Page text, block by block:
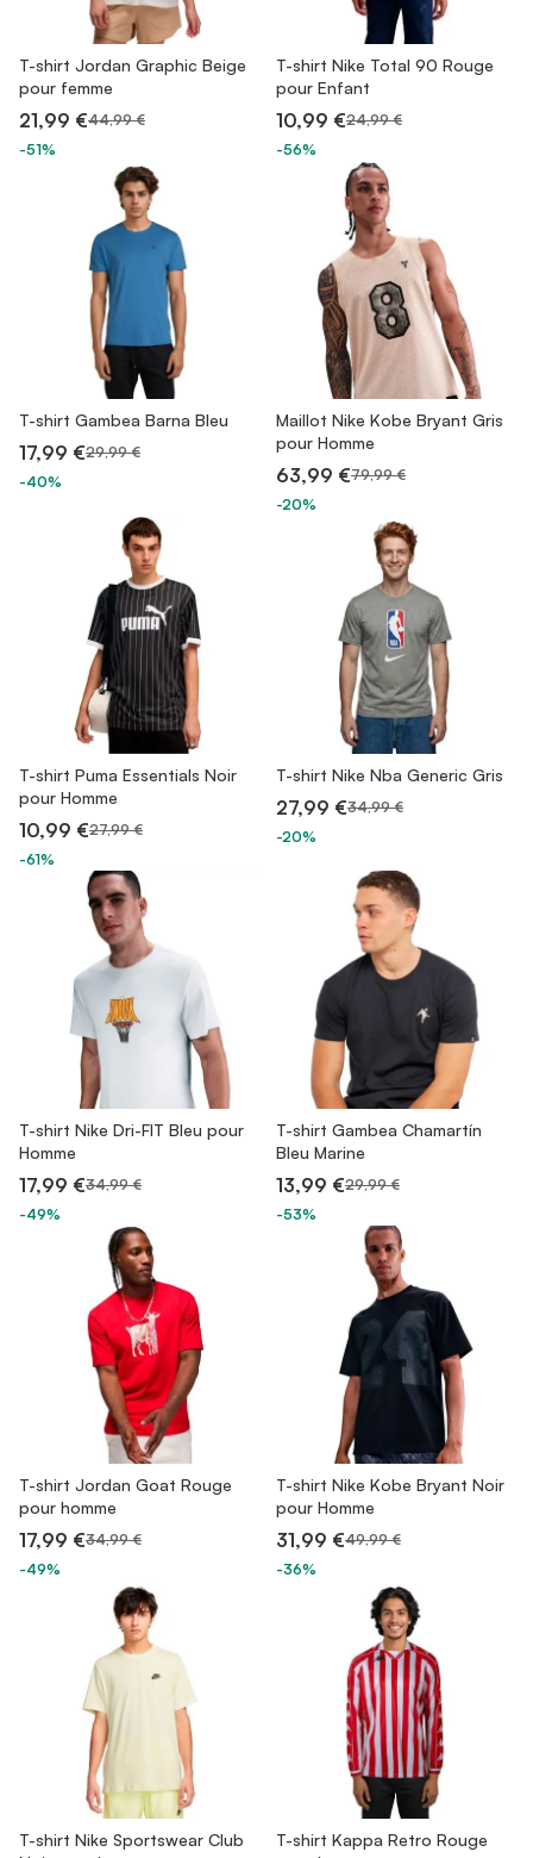
T-shirt Jordan Graphic Beige
pour femme
21,99 €44,99 €
-51%
T-shirt Nike Total 90 Rouge
pour Enfant
10,99 €24,99 €
-56%
T-shirt Gambea Barna Bleu
17,99 €29,99 €
-40%
Maillot Nike Kobe Bryant Gris
pour Homme
63,99 €79,99 €
-20%
T-shirt Puma Essentials Noir
pour Homme
10,99 €27,99 €
-61%
T-shirt Nike Nba Generic Gris
27,99 €34,99 €
-20%
T-shirt Nike Dri-FIT Bleu pour
Homme
17,99 €34,99 €
-49%
T-shirt Gambea Chamartín
Bleu Marine
13,99 €29,99 €
-53%
T-shirt Jordan Goat Rouge
pour homme
17,99 €34,99 €
-49%
T-shirt Nike Kobe Bryant Noir
pour Homme
31,99 €49,99 €
-36%
T-shirt Nike Sportswear Club
T-shirt Kappa Retro Rouge